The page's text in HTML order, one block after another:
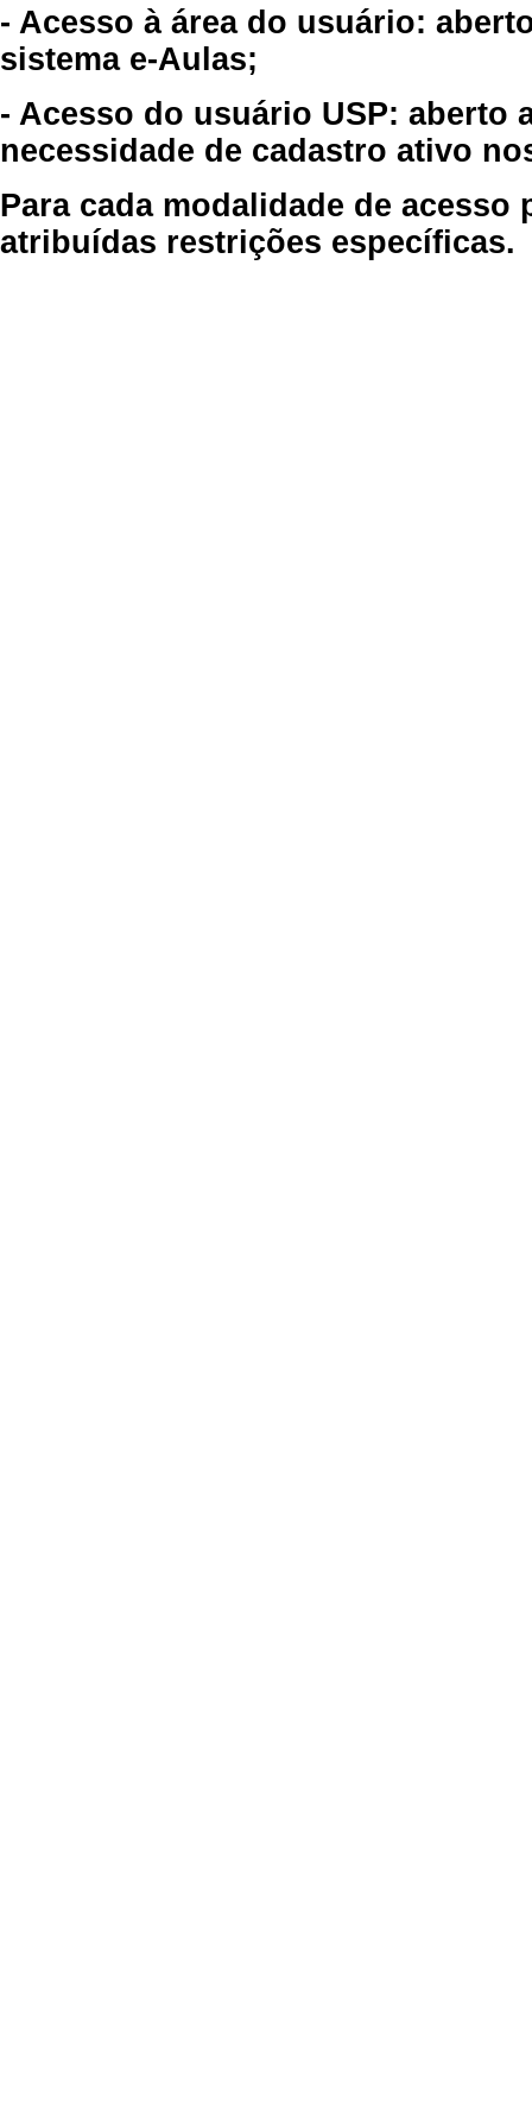
- Acesso à área do usuário:
sistema e-Aulas;
- Acesso do usuário USP: aberto
necessidade de cadastro ativo
Para cada modalidade de
atribuídas restrições específicas.